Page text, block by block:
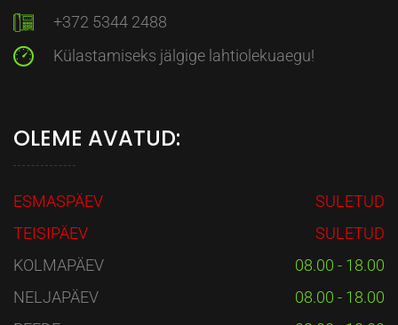
+372 5344 2488
Külastamiseks jälgige lahtiolekuaegu!
OLEME AVATUD:
ESMASPÄEV
SULETUD
TEISIPÄEV
SULETUD
KOLMAPÄEV
08.00 - 18.00
NELJAPÄEV
08.00 - 18.00